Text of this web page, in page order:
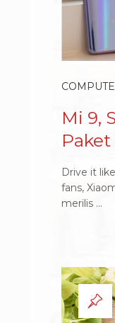
Mi 9,
Drive it
fans,
merilis ...